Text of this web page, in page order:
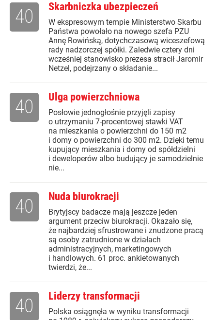
Skarbniczka ubezpieczeń
W ekspresowym tempie Ministerstwo Skarbu
Państwa powołało na nowego szefa PZU
Annę Rowińską, dotychczasową wiceszefową
rady nadzorczej spółki. Zaledwie cztery dni
wcześniej stanowisko prezesa stracił Jaromir
Netzel, podejrzany o składanie...
40
Ulga powierzchniowa
Posłowie jednogłośnie przyjęli zapisy
o utrzymaniu 7-procentowej stawki VAT
na mieszkania o powierzchni do 150 m2
i domy o powierzchni do 300 m2. Dzięki temu
kupujący mieszkania i domy od spółdzielni
i deweloperów albo budujący je samodzielnie
nie...
40
Nuda biurokracji
Brytyjscy badacze mają jeszcze jeden
argument przeciw biurokracji. Okazało się,
że najbardziej sfrustrowane i znudzone pracą
są osoby zatrudnione w działach
administracyjnych, marketingowych
i handlowych. 61 proc. ankietowanych
twierdzi, że...
40
Liderzy transformacji
Polska osiągnęła w wyniku transformacji
40